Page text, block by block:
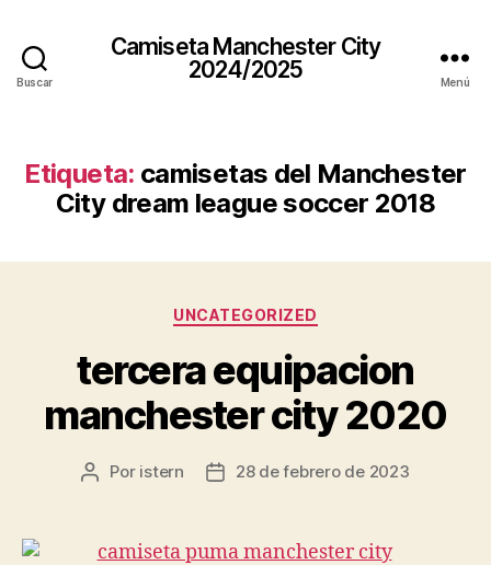
Buscar
Camiseta Manchester City
2024/2025
Menú
Etiqueta: camisetas del Manchester
City dream league soccer 2018
Categorías
UNCATEGORIZED
tercera equipacion
manchester city 2020
Autor
entrada
Por istern
Fecha
entrada
28 de febrero de 2023